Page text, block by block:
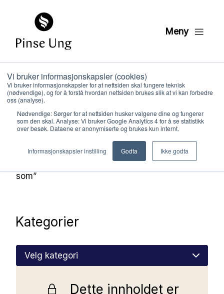
Vi bruker informasjonskapsler (cookies)
Vi bruker informasjonskapsler for at nettsiden skal fungere teknisk
(nødvendige), og for å forstå hvordan nettsiden brukes slik at vi kan forbedre
oss (analyse).
Nødvendige: Sørger for at nettsiden husker valgene dine og fungerer
som den skal. Analyse: Vi bruker Google Analytics 4 for å se statistikk
over besøk. Dataene er anonymiserte og brukes kun internt.
Informasjonskapsler instilling Godta Ikke godta
Meny
Helt Konge 2 – DVD
Ressurser Helt Konge (lisens)
Helt
Konge 2
Helt Konge 2 – DVD
Om du ønsker å laste ned videoen kan du
høyreklikke på ønsket video og klikk på “Lagre
som”
Kategorier
Dette innholdet er
Hva vi gjør
Kontakt oss